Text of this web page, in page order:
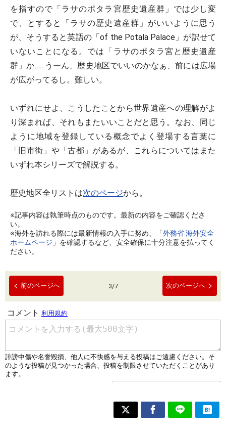
を指すので「ラサのポタラ宮歴史遺産群」では少し変
で、とすると「ラサの歴史遺産群」がいいように思う
が、そうすると英語の「of the Potala Palace」が訳せて
いないことになる。では「ラサのポタラ宮と歴史遺産
群」か……うーん、歴史地区でいいのかなぁ、前には広場
が広がってるし。難しい。
いずれにせよ、こうしたことから世界遺産への理解がよ
り深まれば、それもまたいいことだと思う。なお、同じ
ように地域を登録している概念でよく登場する言葉に
「旧市街」や「古都」があるが、これらについてはまた
いずれ本シリーズで解説する。
歴史地区全リストは次のページから。
※記事内容は執筆時点のものです。最新の内容をご確認くださ
い。
※海外を訪れる際には最新情報の入手に努め、「外務省 海外安全
ホームページ 」を確認するなど、安全確保に十分注意を払ってく
ださい。
前のページへ 3/7 次のページへ